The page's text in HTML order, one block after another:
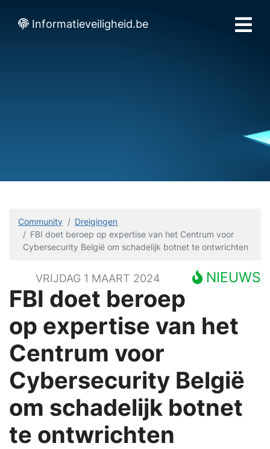
Informatieveiligheid.be
Community
Dreigingen
FBI doet beroep op expertise van het Centrum voor
Cybersecurity België om schadelijk botnet te ontwrichten
NIEUWS
VRIJDAG 1 MAART 2024
FBI doet beroep
op expertise van het
Centrum voor
Cybersecurity België
om schadelijk botnet
te ontwrichten